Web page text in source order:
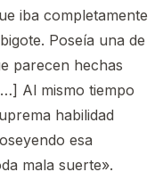
iba completamente
Poseía una de
parecen hechas
Al mismo tiempo
habilidad
esa
mala suerte».